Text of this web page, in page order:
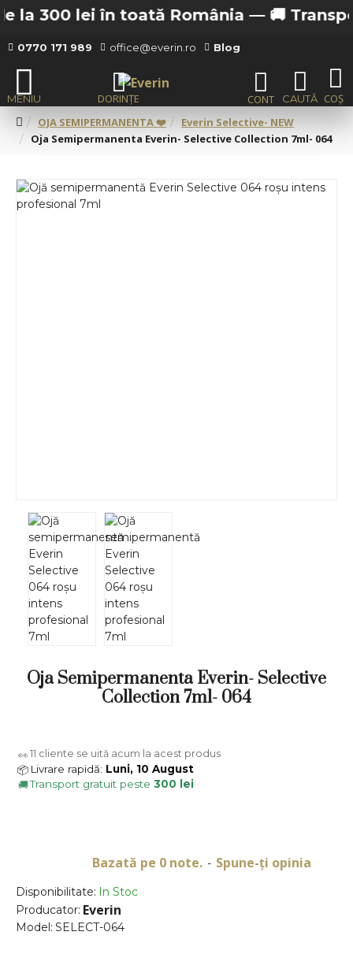
300 lei în toată România —🚚 Transport
0770 171 989 office@everin.ro Blog
OJA SEMIPERMANENTA ❤️
Everin Selective- NEW
Oja Semipermanenta Everin- Selective Collection 7ml- 064
Oja Semipermanenta Everin- Selective
Collection 7ml- 064
Disponibilitate: In Stoc
Producator: Everin
Model: SELECT-064
Bazată pe 0 note. - Spune-ţi opinia
👀 11 cliente se uită acum la acest produs
📦 Livrare rapidă: Luni, 10 August
🚚Transport gratuit peste 300 lei